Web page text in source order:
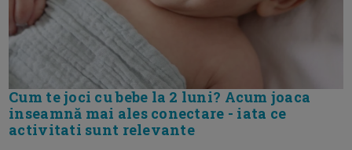
Cum te joci cu bebe la 2 luni? Acum joaca
inseamnă mai ales conectare - iata ce
activitati sunt relevante